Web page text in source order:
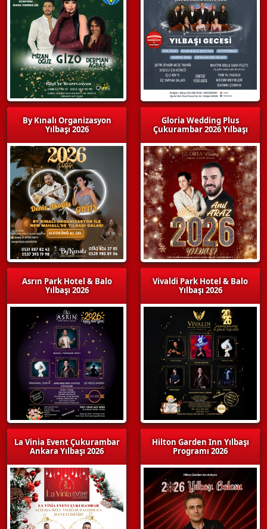
By Kınalı Organizasyon
Yılbaşı 2026
Asrın Park Hotel & Balo
Yılbaşı 2026
La Vinia Event Çukurambar
Ankara Yılbaşı 2026
Gloria Wedding Plus
Çukurambar 2026 Yılbaşı
Vivaldi Park Hotel & Balo
Yılbaşı 2026
Hilton Garden Inn Yılbaşı
Programı 2026